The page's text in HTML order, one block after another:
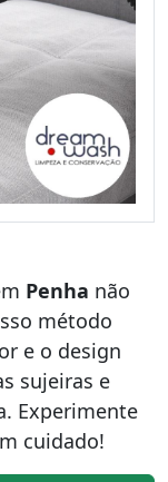
Penha não
método
e o design
sujeiras e
Experimente
cuidado!